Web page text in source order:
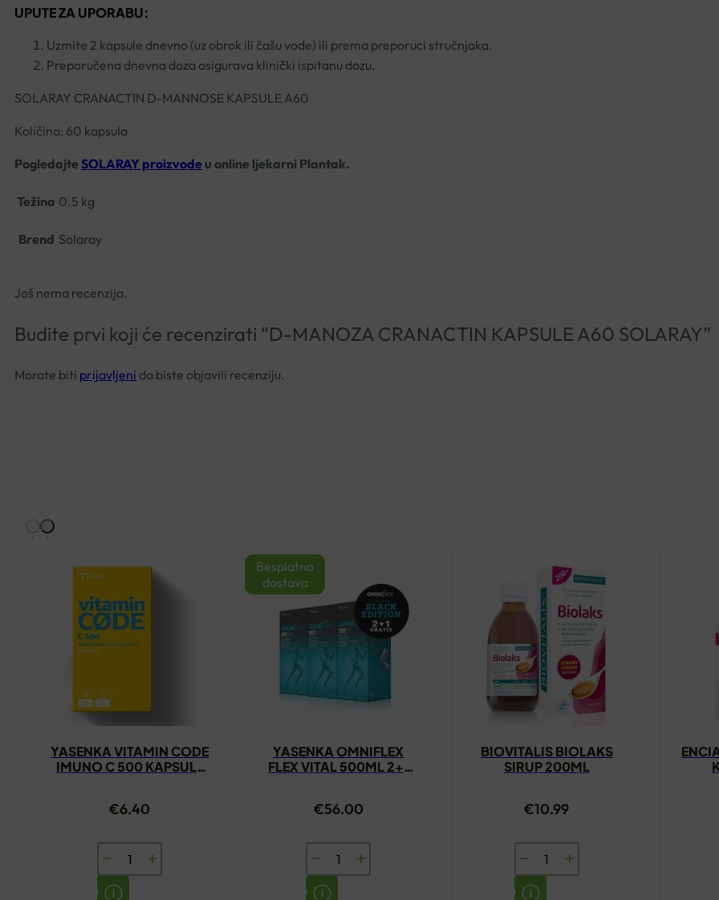
UPUTE ZA UPORABU:
Uzmite 2 kapsule dnevno (uz obrok ili čašu vode) ili prema preporuci stručnjaka.
Preporučena dnevna doza osigurava klinički ispitanu dozu.
SOLARAY CRANACTIN D-MANNOSE KAPSULE A60
Količina: 60 kapsula
Pogledajte SOLARAY proizvode u online ljekarni Plantak.
Težina 0.5 kg
Brend Solaray
Još nema recenzija.
Budite prvi koji će recenzirati “D-MANOZA CRANACTIN KAPSULE A60 SOLARAY”
Morate biti prijavljeni da biste objavili recenziju.
YASENKA VITAMIN CODE
IMUNO C 500 KAPSULE
€6.40
YASENKA
VITAMIN
YASENKA OMNIFLEX
FLEX VITAL 500ML 2+1
Besplatna
dostava
€56.00
YASENKA
OMNIFLEX
BIOVITALIS BIOLAKS
SIRUP 200ML
€10.99
BIOVITALIS
BIOLAKS